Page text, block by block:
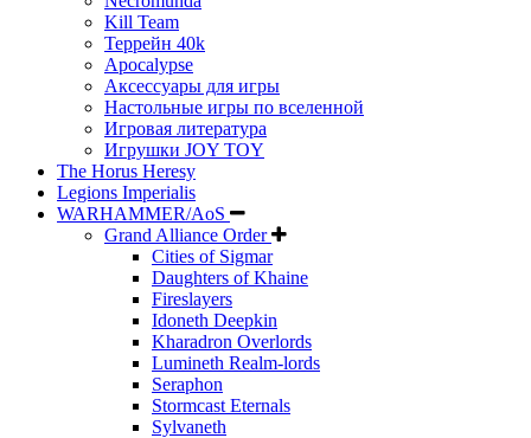
Kill Team
Террейн 40k
Apocalypse
Аксессуары для игры
Настольные игры по вселенной
Игровая литература
Игрушки JOY TOY
The Horus Heresy
Legions Imperialis
WARHAMMER/AoS
Grand Alliance Order
Cities of Sigmar
Daughters of Khaine
Fireslayers
Idoneth Deepkin
Kharadron Overlords
Lumineth Realm-lords
Seraphon
Stormcast Eternals
Sylvaneth